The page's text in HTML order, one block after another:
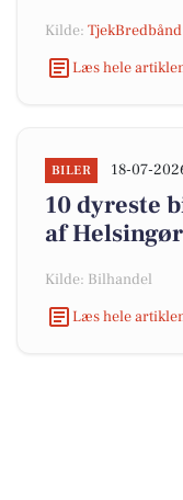
Kilde: TjekBredbånd
Læs hele
BILER 18-07-
10 dyreste
af
Kilde: Bilhandel
Læs hele